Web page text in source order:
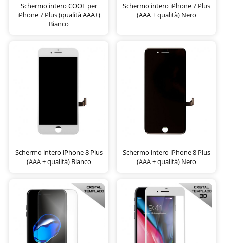
Schermo intero COOL per
iPhone 7 Plus (qualità AAA+)
Bianco
Schermo intero iPhone 7 Plus
(AAA + qualità) Nero
Schermo intero iPhone 8 Plus
(AAA + qualità) Bianco
Schermo intero iPhone 8 Plus
(AAA + qualità) Nero